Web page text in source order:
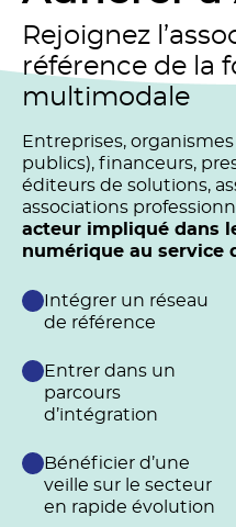
Rejoignez
référence de la
multimodale
Entreprises,
publics), financeurs,
éditeurs de solutions,
associations
acteur impliqué dans
numérique au service
Intégrer un réseau
de référence
Entrer dans un
parcours
d’intégration
Bénéficier d’une
veille sur le secteur
en rapide évolution